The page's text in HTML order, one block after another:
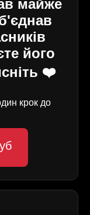
майже
його
❤️
крок до